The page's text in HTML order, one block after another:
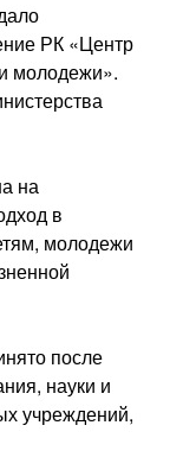
РК «Центр
молодежи».
на
в
молодежи
после
науки и
учреждений,